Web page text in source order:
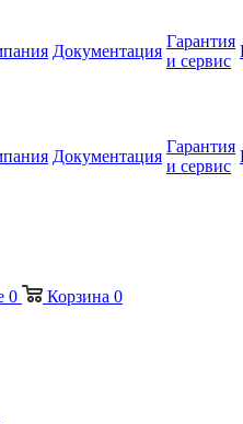
Документация
Гарантия
и сервис
Документация
Гарантия
и сервис
0 Корзина 0